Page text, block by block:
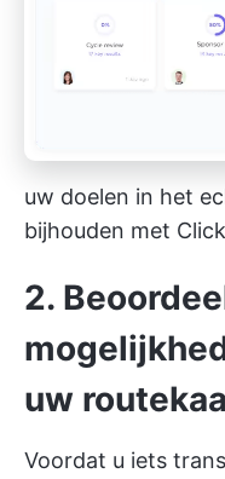
uw doelen in het
bijhouden met
2.
uw
Voordat u iets